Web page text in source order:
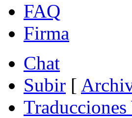
FAQ
Firma
Chat
Subir [
Traducciones